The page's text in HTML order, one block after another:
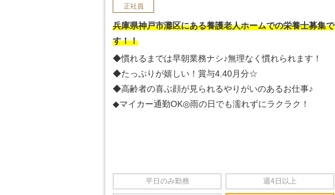
正社員
兵庫県神戸市灘区にある養護老人ホームでの栄養士募集で
す！！
◆慣れるまでは早朝業務ナシ♪無理なく慣れられます！
◆たっぷりが嬉しい！賞与4.40月分☆
◆高齢者の喜ぶ顔が見られるやりがいのあるお仕事♪
◆マイカー通勤OK◎雨の日でも濡れずにラクラク！
平日のみ勤務 週4日以上